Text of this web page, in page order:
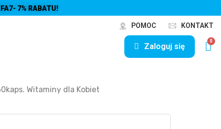
7% RABATU!
POMOC KONTAKT
Zaloguj się
Witaminy dla Kobiet